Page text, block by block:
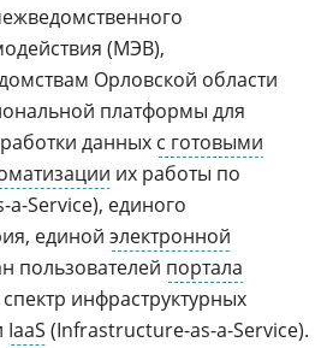
(МЭВ),
Орловской области
платформы для
данных с готовыми
их работы по
a-Service), единого
единой электронной
пользователей портала
инфраструктурных
IaaS (Infrastructure-as-a-Service).